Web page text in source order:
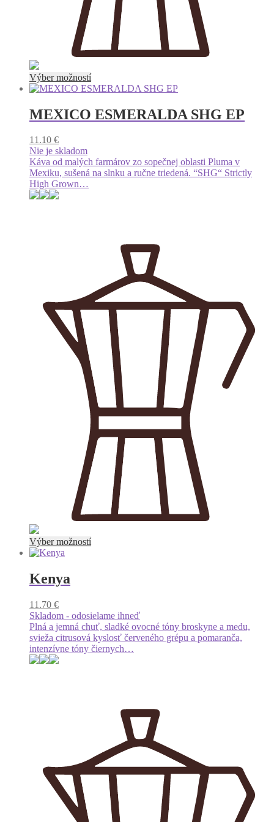
Výber možnostíTento
produkt
viacero
variantov.
vybrať
na
MEXICO ESMERALDA SHG EP
11.10 €
Nie je skladom
Káva od malých farmárov zo sopečnej oblasti Pluma v
Mexiku, sušená na slnku a ručne triedená. “SHG“ Strictly
High Grown…
Výber možnostíTento
môžete
vybrať
na
stránke
Kenya
11.70 €
Skladom - odosielame ihneď
Plná a jemná chuť, sladké ovocné tóny broskyne a medu,
svieža citrusová kyslosť červeného grépu a pomaranča,
intenzívne tóny čiernych…